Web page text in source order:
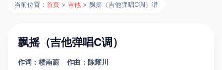
当前位置：首页 >吉他 > 飘摇（吉他弹唱C调）谱
飘摇（吉他弹唱C调）
作词：楼南蔚 作曲：陈耀川